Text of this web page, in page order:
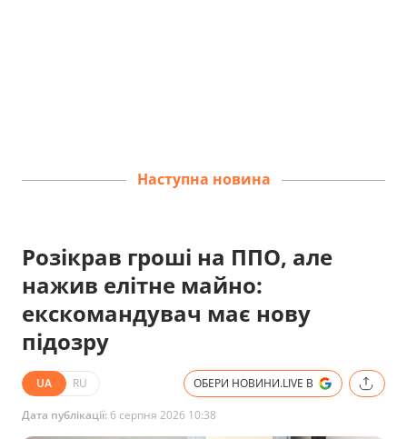
Наступна новина
Розікрав гроші на ППО, але
нажив елітне майно:
екскомандувач має нову
підозру
UA RU ОБЕРИ НОВИНИ.LIVE В
Дата публікації: 6 серпня 2026 10:38